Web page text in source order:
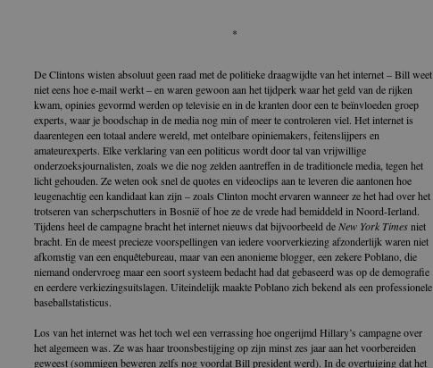
*
De Clintons wisten absoluut geen raad met de politieke draagwijdte van het internet – Bill weet
niet eens hoe e-mail werkt – en waren gewoon aan het tijdperk waar het geld van de rijken
kwam, opinies gevormd werden op televisie en in de kranten door een te beïnvloeden groep
experts, waar je boodschap in de media nog min of meer te controleren viel. Het internet is
daarentegen een totaal andere wereld, met ontelbare opiniemakers, feitenslijpers en
amateurexperts. Elke verklaring van een politicus wordt door tal van vrijwillige
onderzoeksjournalisten, zoals we die nog zelden aantreffen in de traditionele media, tegen het
licht gehouden. Ze weten ook snel de quotes en videoclips aan te leveren die aantonen hoe
leugenachtig een kandidaat kan zijn – zoals Clinton mocht ervaren wanneer ze het had over het
trotseren van scherpschutters in Bosnië of hoe ze de vrede had bemiddeld in Noord-Ierland.
Tijdens heel de campagne bracht het internet nieuws dat bijvoorbeeld deNew York Timesniet
bracht. En de meest precieze voorspellingen van iedere voorverkiezing afzonderlijk waren niet
afkomstig van een enquêtebureau, maar van een anonieme blogger, een zekere Poblano, die
niemand ondervroeg maar een soort systeem bedacht had dat gebaseerd was op de demografie
en eerdere verkiezingsuitslagen. Uiteindelijk maakte Poblano zich bekend als een professionele
baseballstatisticus.
Los van het internet was het toch wel een verrassing hoe ongerijmd Hillary’s campagne over
het algemeen was. Ze was haar troonsbestijging op zijn minst zes jaar aan het voorbereiden
geweest (sommigen beweren zelfs nog voordat Bill president werd). In de overtuiging dat het